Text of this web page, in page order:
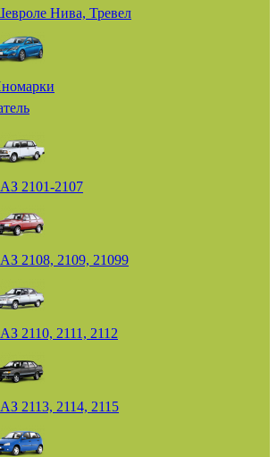
Нива, Тревел
2101-2107
2108, 2109, 21099
2110, 2111, 2112
2113, 2114, 2115